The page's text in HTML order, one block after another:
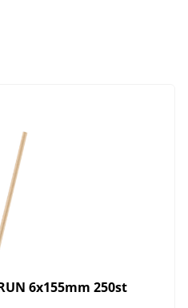
6x155mm 250st